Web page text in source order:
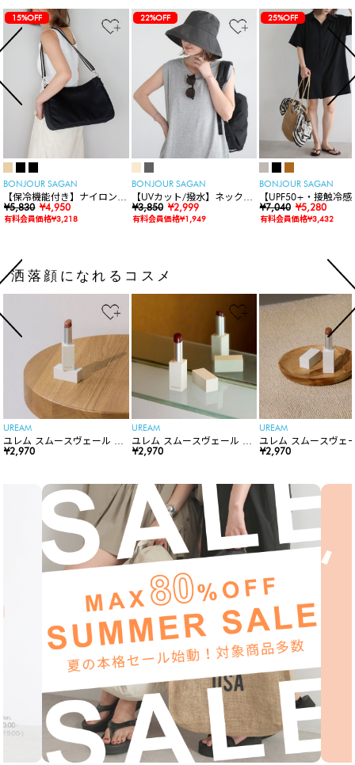
15%OFF
BONJOUR SAGAN
【保冷機能付き】ナイロンシ
ョルダーバッグ
¥5,830 ¥4,950
有料会員価格¥3,218
22%OFF
BONJOUR SAGAN
【UVカット/撥水】ネックカ
バー付きワイドリムハット
¥3,850 ¥2,999
有料会員価格¥1,949
25%OFF
BONJOUR SAGAN
【UPF50+・接触冷感
水】【水陸両用】ラ
ードロンパース
¥7,040 ¥5,280
有料会員価格¥3,432
洒落顔になれるコスメ
UREAM
ユレム スムースヴェール リ
ップスティック
¥2,970
UREAM
ユレム スムースヴェール リ
ップスティック
¥2,970
UREAM
ユレム スムースヴェ
ップスティック
¥2,970